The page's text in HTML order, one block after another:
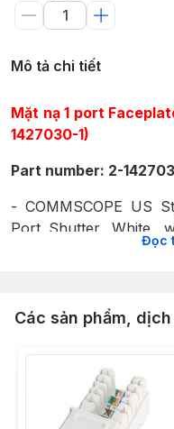
Mô tả chi tiết
Mặt nạ 1 port
1427030-1)
Part number: 2-
- COMMSCOPE US
Port Shutter, White,
KIT, SHUTTER 1P,
hợp với những
110Connect, MT-RJ
có bọc giáp chống
chống nhiễu
area. Kích thước
tiêu chuẩn NEMA loại
Đọc
Các sản phẩm,